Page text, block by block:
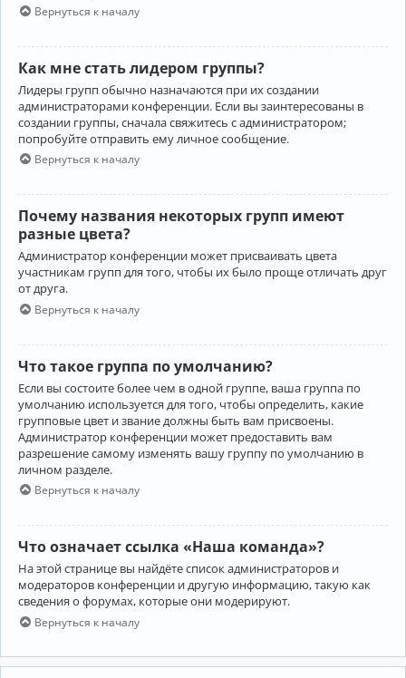
Вернуться к началу
Как мне стать лидером группы?
Лидеры групп обычно назначаются при их создании
администраторами конференции. Если вы заинтересованы в
создании группы, сначала свяжитесь с администратором;
попробуйте отправить ему личное сообщение.
Вернуться к началу
Почему названия некоторых групп имеют
разные цвета?
Администратор конференции может присваивать цвета
участникам групп для того, чтобы их было проще отличать друг
от друга.
Вернуться к началу
Что такое группа по умолчанию?
Если вы состоите более чем в одной группе, ваша группа по
умолчанию используется для того, чтобы определить, какие
групповые цвет и звание должны быть вам присвоены.
Администратор конференции может предоставить вам
разрешение самому изменять вашу группу по умолчанию в
личном разделе.
Вернуться к началу
Что означает ссылка «Наша команда»?
На этой странице вы найдёте список администраторов и
модераторов конференции и другую информацию, такую как
сведения о форумах, которые они модерируют.
Вернуться к началу